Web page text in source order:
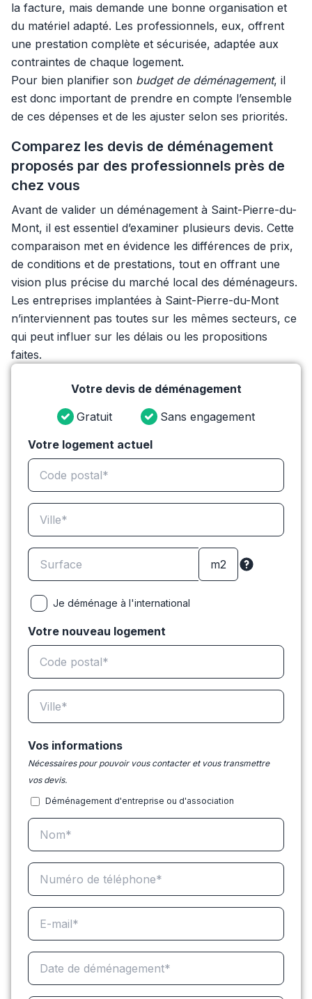
la facture, mais demande une bonne organisation et
du matériel adapté. Les professionnels, eux, offrent
une prestation complète et sécurisée, adaptée aux
contraintes de chaque logement.
Pour bien planifier son budget de déménagement, il
est donc important de prendre en compte l’ensemble
de ces dépenses et de les ajuster selon ses priorités.
Comparez les devis de déménagement
proposés par des professionnels près de
chez vous
Avant de valider un déménagement à Saint-Pierre-du-
Mont, il est essentiel d’examiner plusieurs devis. Cette
comparaison met en évidence les différences de prix,
de conditions et de prestations, tout en offrant une
vision plus précise du marché local des déménageurs.
Les entreprises implantées à Saint-Pierre-du-Mont
n’interviennent pas toutes sur les mêmes secteurs, ce
qui peut influer sur les délais ou les propositions
faites.
Votre devis de déménagement
Gratuit
Sans engagement
Votre logement actuel
Je déménage à l'international
Votre nouveau logement
Vos informations
Nécessaires pour pouvoir vous contacter et vous transmettre
vos devis.
Déménagement d'entreprise ou d'association